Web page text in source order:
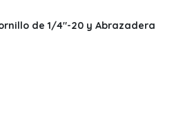
de 1/4"-20 y Abrazadera